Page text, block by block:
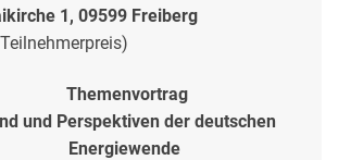
1, 09599 Freiberg
Themenvortrag
und Perspektiven der deutschen
Energiewende